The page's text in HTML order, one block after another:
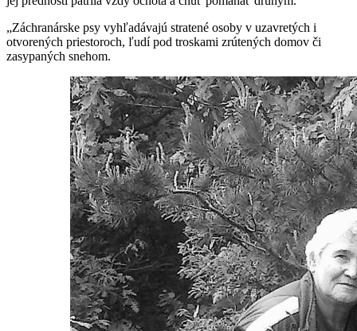
„Záchranárske psy vyhľadávajú stratené osoby v uzavretých i
otvorených priestoroch, ľudí pod troskami zrútených domov či
zasypaných snehom.